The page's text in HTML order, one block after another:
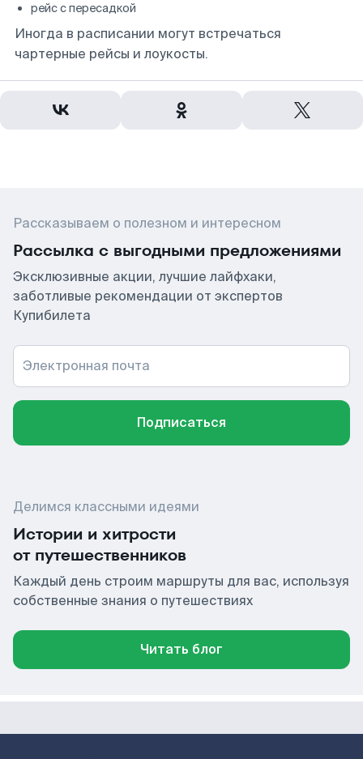
рейс с пересадкой
Иногда в расписании могут встречаться
чартерные рейсы и лоукосты.
Рассказываем о полезном и интересном
Рассылка с выгодными предложениями
Эксклюзивные акции, лучшие лайфхаки,
заботливые рекомендации от экспертов
Купибилета
Электронная почта
Подписаться
Делимся классными идеями
Истории и хитрости
от путешественников
Каждый день строим маршруты для вас, используя
собственные знания о путешествиях
Читать блог